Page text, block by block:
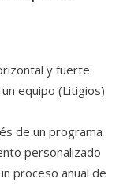
y fuerte
equipo (Litigios)
de un programa
personalizado
proceso anual de